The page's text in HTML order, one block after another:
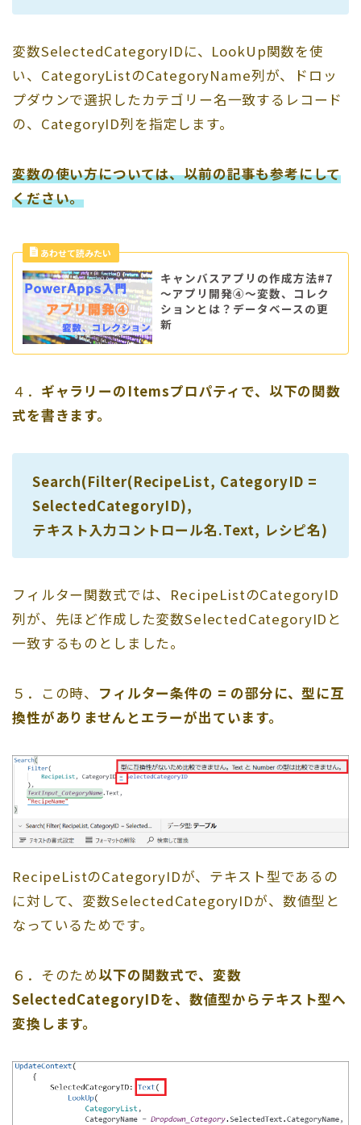
変数SelectedCategoryIDに、LookUp関数を使
い、CategoryListのCategoryName列が、ドロッ
プダウンで選択したカテゴリー名一致するレコード
の、CategoryID列を指定します。
変数の使い方については、以前の記事も参考にして
ください。
キャンバスアプリの作成方法#7
～アプリ開発④～変数、コレク
ションとは？データベースの更
新
４． ギャラリーのItemsプロパティで、以下の関数
式を書きます。
Search(Filter(RecipeList, CategoryID =
SelectedCategoryID),
テキスト入力コントロール名.Text, レシピ名)
フィルター関数式では、RecipeListのCategoryID
列が、先ほど作成した変数SelectedCategoryIDと
一致するものとしました。
５．この時、 フィルター条件の = の部分に、型に互
換性がありませんとエラーが出ています。
RecipeListのCategoryIDが、テキスト型であるの
に対して、変数SelectedCategoryIDが、数値型と
なっているためです。
６．そのため以下の関数式で、変数
SelectedCategoryIDを、数値型からテキスト型へ
変換します。